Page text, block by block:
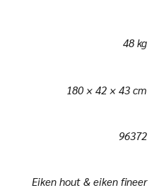
48 kg
180 × 42 × 43 cm
96372
Eiken hout & eiken fineer